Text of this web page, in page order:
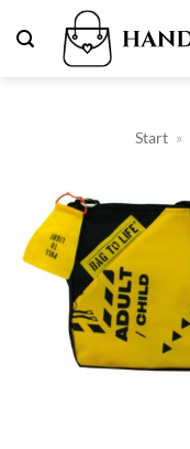
Inhalt
Start »